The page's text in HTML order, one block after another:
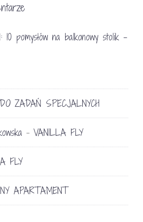
10 pomysłów na balkonowy stolik -
ZADAŃ SPECJALNYCH
- VANILLA FLY
FLY
APARTAMENT